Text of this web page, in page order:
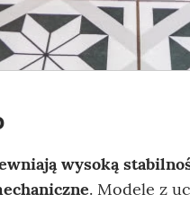
wysoką
. Modele z